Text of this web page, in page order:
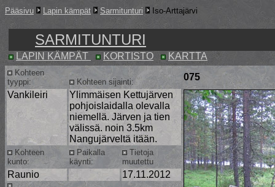
Pääsivu Lapin kämpät Sarmitunturi Iso-Arttajärvi
SARMITUNTURI
LAPIN KÄMPÄT KORTISTO KARTTA
Kohteen
tyyppi:
Kohteen sijainti:
075
Vankileiri
Ylimmäisen Kettujärven
pohjoislaidalla olevalla
niemellä. Järven ja tien
välissä. noin 3.5km
Nangujärveltä itään.
Kohteen
kunto:
Paikalla
käynti:
Tietoja
muutettu
Raunio 17.11.2012